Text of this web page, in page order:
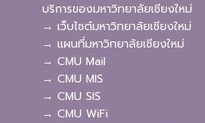
บริการของมหาวิทยาลัยเชียงใหม่
→ เว็บไซต์มหาวิทยาลัยเชียงใหม่
→ แผนที่มหาวิทยาลัยเชียงใหม่
→ CMU Mail
→ CMU MIS
→ CMU SIS
→ CMU WiFi